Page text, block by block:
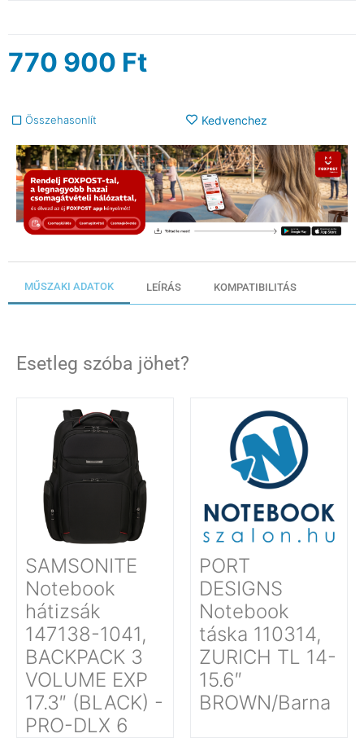
770 900 Ft
Összehasonlít Kedvenchez
MŰSZAKI ADATOK LEÍRÁS KOMPATIBILITÁS
Esetleg szóba jöhet?
SAMSONITE
Notebook
hátizsák
147138-1041,
BACKPACK 3
VOLUME EXP
17.3″ (BLACK) -
PRO-DLX 6
PORT
DESIGNS
Notebook
táska 110314,
ZURICH TL 14-
15.6″
BROWN/Barna